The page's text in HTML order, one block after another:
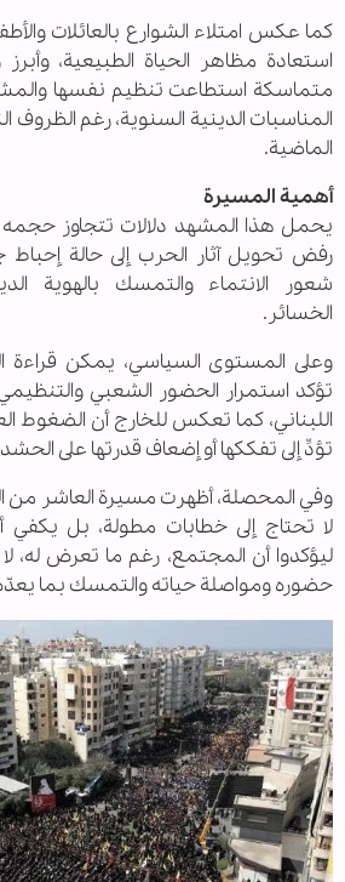
كما عكس امتلاء الشوارع بالعائلات
استعادة مظاهر الحياة الطبيعية،
متماسكة استطاعت تنظيم نفسها
المناسبات الدينية السنوية، رغم الظروف
الماضية.
أهمية المسيرة
يحمل هذا المشهد دلالات تتجاوز
رفض تحويل آثار الحرب إلى حالة إحباط
شعور الانتماء والتمسك بالهوية
الخسائر.
وعلى المستوى السياسي، يمكن قراءة
تؤكد استمرار الحضور الشعبي
اللبناني، كما تعكس للخارج أن الضغوط
تؤدِّ إلى تفككها أو إضعاف قدرتها على
وفي المحصلة، أظهرت مسيرة العاشر من
لا تحتاج إلى خطابات مطولة، بل يكفي
ليؤكدوا أن المجتمع، رغم ما تعرض له، لا
حضوره ومواصلة حياته والتمسك بما